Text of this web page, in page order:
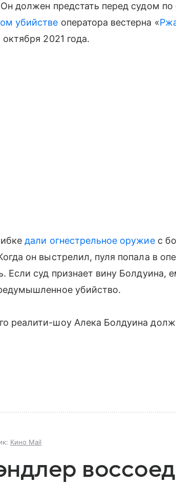
должен предстать перед судом
убийстве оператора вестерна «
2021 года.
дали огнестрельное оружиес
он выстрелил, пуля попала в
Если суд признает вину Болдуина,
убийство.
реалити-шоу Алека Болдуина
Кино Mail